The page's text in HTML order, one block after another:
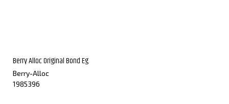
Berry Alloc Original Bond Eg
Berry-Alloc
1985396